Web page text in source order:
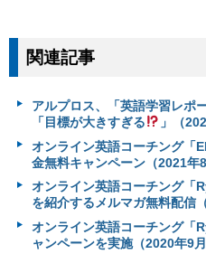
関連記事
アルプロス、「英語学習レポ
「目標が大きすぎる
」（
オンライン英語コーチング「
金無料キャンペーン（2021年8
オンライン英語コーチング「
を紹介するメルマガ無料配信
オンライン英語コーチング「
ャンペーンを実施（2020年9月